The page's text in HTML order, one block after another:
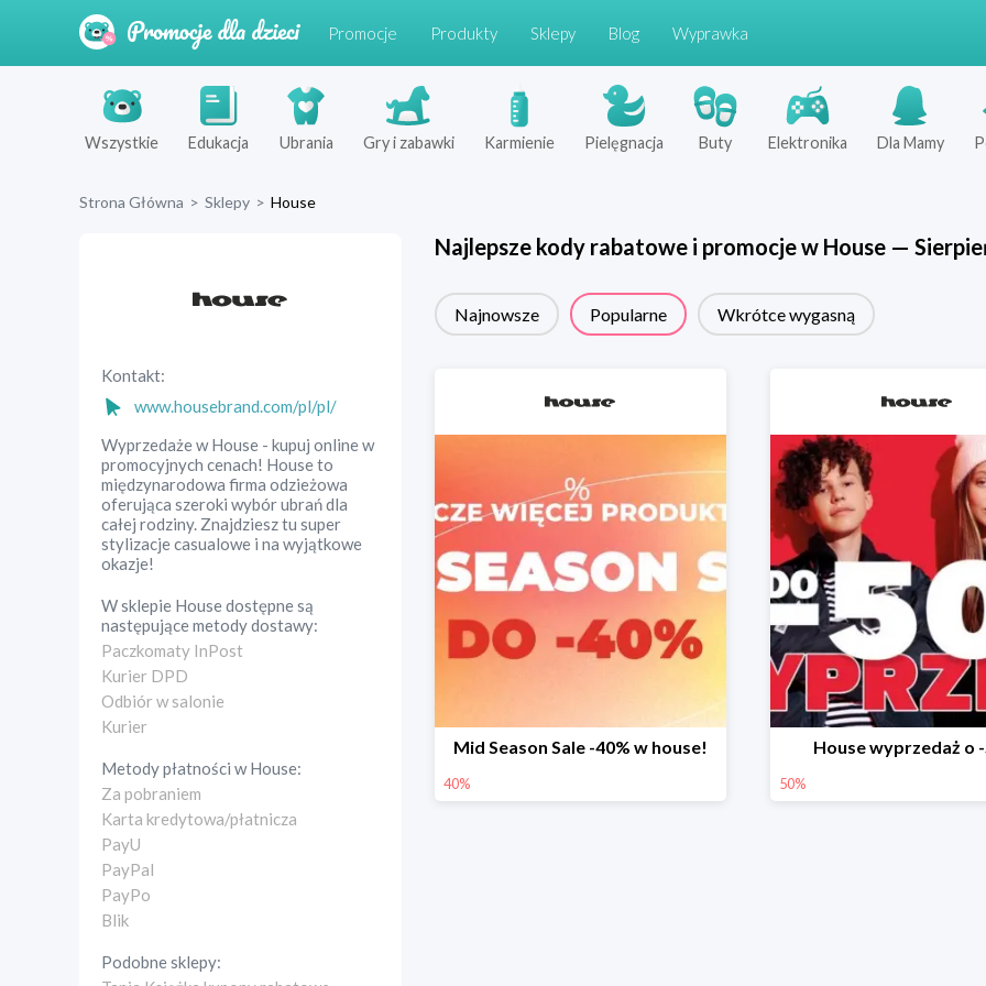
Promocje Produkty Sklepy Blog Wyprawka
Wszystkie Edukacja Ubrania Gry i zabawki Karmienie Pielęgnacja Buty Elektronika Dla Mamy
Strona Główna > Sklepy > House
Kontakt:
www.housebrand.com/pl/pl/
Wyprzedaże w House - kupuj online w
promocyjnych cenach! House to
międzynarodowa firma odzieżowa
oferująca szeroki wybór ubrań dla
całej rodziny. Znajdziesz tu super
stylizacje casualowe i na wyjątkowe
okazje!
W sklepie Housedostępne są
następujące metody dostawy:
Paczkomaty InPost
Kurier DPD
Odbiór w salonie
Kurier
Metody płatności wHouse:
Za pobraniem
Karta kredytowa/płatnicza
PayU
PayPal
PayPo
Blik
Podobne sklepy:
Najlepsze kody rabatowe i promocje w House—
Najnowsze Popularne Wkrótce wygasną
Mid Season Sale -40% w house!
40%
House wyprzedaż o
50%